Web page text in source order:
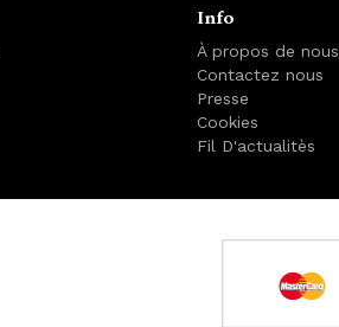
Info
À propos de nous
Contactez nous
Presse
Cookies
Fil D'actualitès